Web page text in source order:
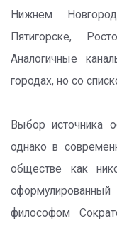
Нижнем
Пятигорске,
Аналогичные
городах, но со
Выбор источника
однако в
обществе как
философом